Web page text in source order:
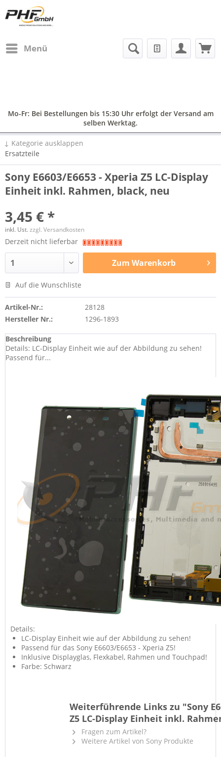
Menü
Mo-Fr: Bei Bestellungen bis 15:30 Uhr erfolgt der Versand am
selben Werktag.
↓ Kategorie ausklappen
Ersatzteile
Sony E6603/E6653 - Xperia Z5 LC-Display
Einheit inkl. Rahmen, black, neu
3,45 € *
inkl. Ust.zzgl. Versandkosten
Derzeit nicht lieferbar
Zum Warenkorb
Auf die Wunschliste
Artikel-Nr.:
28128
Hersteller Nr.:
1296-1893
Beschreibung
Details: LC-Display Einheit wie auf der Abbildung zu sehen!
Passend für...
Details:
LC-Display Einheit wie auf der Abbildung zu sehen!
Passend für das Sony E6603/E6653 - Xperia Z5!
Inklusive Displayglas, Flexkabel, Rahmen und Touchpad!
Farbe: Schwarz
Weiterführende Links zu "Sony
Z5 LC-Display Einheit inkl.
Fragen zum Artikel?
Weitere Artikel von Sony Produkte